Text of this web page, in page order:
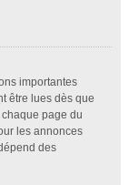
importantes
être lues dès que
page du
les annonces
des